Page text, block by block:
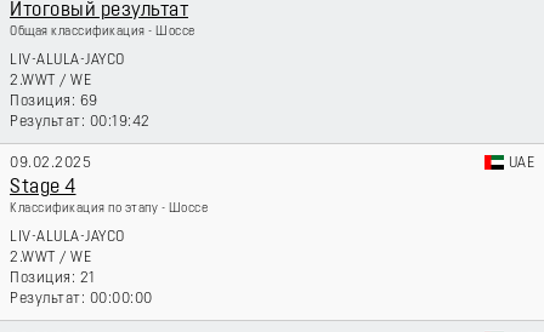
Итоговый результат
Общая классификация - Шоссе
LIV-ALULA-JAYCO
2.WWT / WE
69
00:19:42
09.02.2025 UAE
Stage 4
Классификация по этапу - Шоссе
LIV-ALULA-JAYCO
2.WWT / WE
21
00:00:00